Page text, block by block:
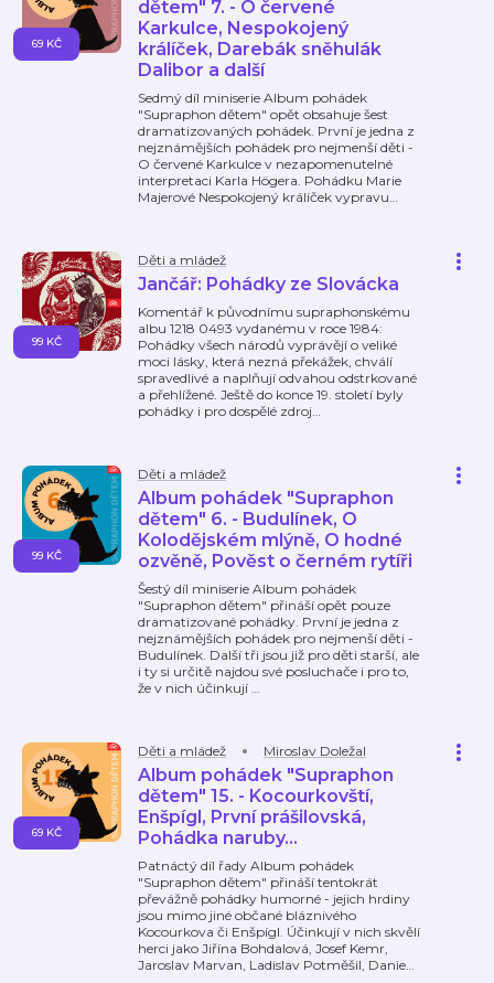
dětem" 7. - O červené
Karkulce, Nespokojený
králíček, Darebák sněhulák
Dalibor a další
Sedmý díl miniserie Album pohádek
"Supraphon dětem" opět obsahuje šest
dramatizovaných pohádek. První je jedna z
nejznámějších pohádek pro nejmenší děti -
O červené Karkulce v nezapomenutelné
interpretaci Karla Högera. Pohádku Marie
Majerové Nespokojený králíček vypravu…
69 KČ
Děti a mládež
Jančář: Pohádky ze Slovácka
Komentář k původnímu supraphonskému
albu 1218 0493 vydanému v roce 1984:
Pohádky všech národů vyprávějí o veliké
moci lásky, která nezná překážek, chválí
spravedlivé a naplňují odvahou odstrkované
a přehlížené. Ještě do konce 19. století byly
pohádky i pro dospělé zdroj…
99 KČ
Děti a mládež
Album pohádek "Supraphon
dětem" 6. - Budulínek, O
Kolodějském mlýně, O hodné
ozvěně, Pověst o černém rytíři
Šestý díl miniserie Album pohádek
"Supraphon dětem" přináší opět pouze
dramatizované pohádky. První je jedna z
nejznámějších pohádek pro nejmenší děti -
Budulínek. Další tři jsou již pro děti starší, ale
i ty si určitě najdou své posluchače i pro to,
že v nich účinkují …
99 KČ
Děti a mládež Miroslav Doležal
Album pohádek "Supraphon
dětem" 15. - Kocourkovští,
Enšpígl, První prášilovská,
Pohádka naruby...
Patnáctý díl řady Album pohádek
"Supraphon dětem" přináší tentokrát
převážně pohádky humorné - jejich hrdiny
jsou mimo jiné občané bláznivého
Kocourkova či Enšpígl. Účinkují v nich skvělí
herci jako Jiřína Bohdalová, Josef Kemr,
Jaroslav Marvan, Ladislav Potměšil, Danie…
69 KČ